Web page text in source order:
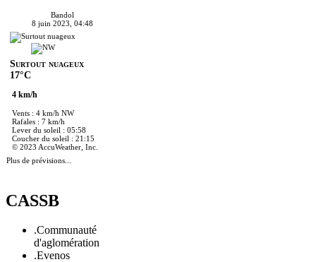
Bandol
8 juin 2023, 04:48
Surtout nuageux
17°C
4 km/h
Vents : 4 km/h NW
Rafales : 7 km/h
Lever du soleil : 05:58
Coucher du soleil : 21:15
© 2023 AccuWeather, Inc.
Plus de prévisions...
CASSB
.Communauté
d'aglomération
.Evenos